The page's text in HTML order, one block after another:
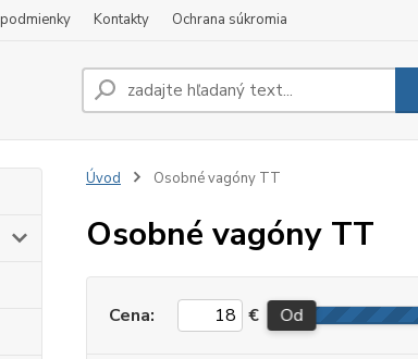
Kontakty Ochrana súkromia
Úvod Osobné vagóny TT
Osobné vagóny TT
Cena: € Od